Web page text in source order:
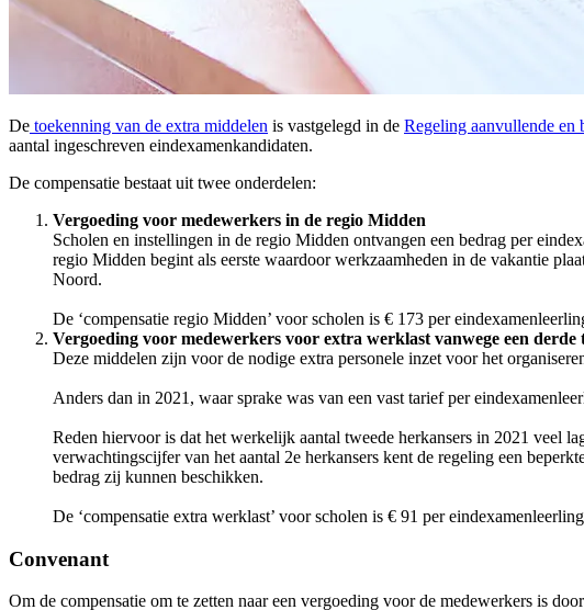
De toekenning van de extra middelen is vastgelegd in de Regeling aanvullende en
aantal ingeschreven eindexamenkandidaten.
De compensatie bestaat uit twee onderdelen:
Vergoeding voor medewerkers in de regio Midden
Scholen en instellingen in de regio Midden ontvangen een bedrag per
regio Midden begint als eerste waardoor werkzaamheden in de vakantie
Noord.
De ‘compensatie regio Midden’ voor scholen is € 173 per
Vergoeding voor medewerkers voor extra werklast vanwege een
Deze middelen zijn voor de nodige extra personele inzet voor het
Anders dan in 2021, waar sprake was van een vast tarief per
Reden hiervoor is dat het werkelijk aantal tweede herkansers in 2021 veel
verwachtingscijfer van het aantal 2e herkansers kent de regeling een
bedrag zij kunnen beschikken.
De ‘compensatie extra werklast’ voor scholen is € 91 per
Convenant
Om de compensatie om te zetten naar een vergoeding voor de medewerkers is